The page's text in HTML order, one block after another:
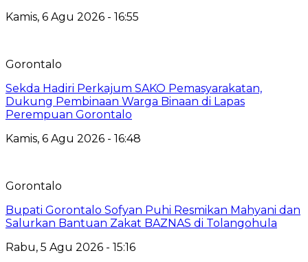
Kamis, 6 Agu 2026 - 16:55
Gorontalo
Sekda Hadiri Perkajum SAKO Pemasyarakatan,
Dukung Pembinaan Warga Binaan di Lapas
Perempuan Gorontalo
Kamis, 6 Agu 2026 - 16:48
Gorontalo
Bupati Gorontalo Sofyan Puhi Resmikan Mahyani dan
Salurkan Bantuan Zakat BAZNAS di Tolangohula
Rabu, 5 Agu 2026 - 15:16